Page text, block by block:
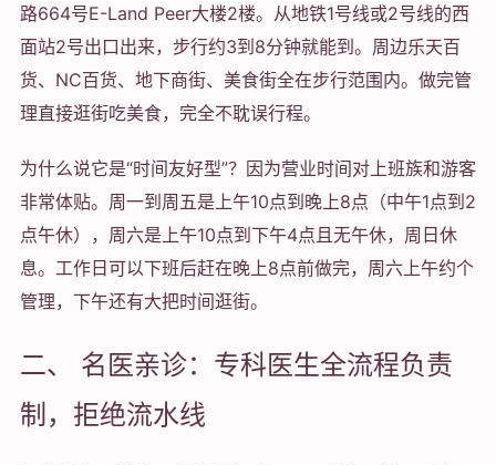
路664号E-Land Peer大楼2楼。从地铁1号线或2号线的西
面站2号出口出来，步行约3到8分钟就能到。周边乐天百
货、NC百货、地下商街、美食街全在步行范围内。做完管
理直接逛街吃美食，完全不耽误行程。
为什么说它是“时间友好型”？因为营业时间对上班族和游客
非常体贴。周一到周五是上午10点到晚上8点（中午1点到2
点午休），周六是上午10点到下午4点且无午休，周日休
息。工作日可以下班后赶在晚上8点前做完，周六上午约个
管理，下午还有大把时间逛街。
二、 名医亲诊：专科医生全流程负责
制，拒绝流水线